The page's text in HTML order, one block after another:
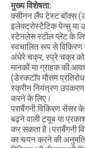
मुख्य विशेषता:
क्सीनन लैंप टेस्ट बॉक्स
इलेक्ट्रोस्टैटिक पेन्सु या
स्टेनलेस स्टील प्लेट के
स्वचालित रूप से विकिरण
अंधेरे चक्र, स्प्रे चक्र को
मानकों या ग्राहक की
(डेस्कटॉप मौसम
स्क्रीन नियंत्रण उपकरण
करने के लिए।
पराबैंगनी विकिरण सेंसर
बढ़ने वाली ट्यूब या
कर सकता है।पराबैंगनी
का चयन करने की अनुमति